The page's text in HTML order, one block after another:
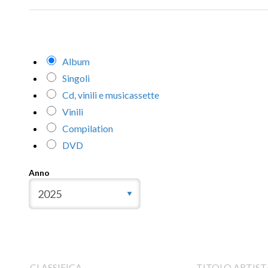
Album
Singoli
Cd, vinili e musicassette
Vinili
Compilation
DVD
Anno